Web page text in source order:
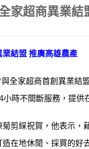
康產業博覽會8/
北側產業園區產
三民運動中心」
照山關帝廟全
再拋出「倒閣說
家超商異業結
結盟 推廣高雄農產
家超商首創異業結
時不間斷服務，提供
剪綵祝賀，他表示，
在地休閒、採買的好